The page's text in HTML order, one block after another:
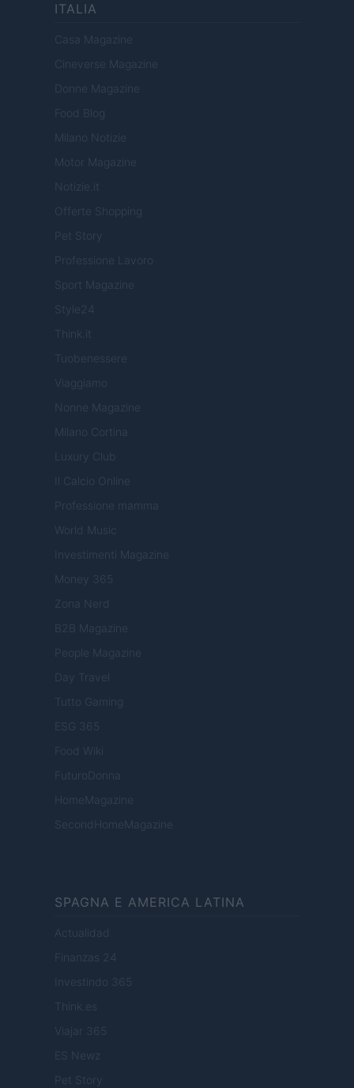
ITALIA
Casa Magazine
Cineverse Magazine
Donne Magazine
Food Blog
Milano Notizie
Motor Magazine
Notizie.it
Offerte Shopping
Pet Story
Professione Lavoro
Sport Magazine
Style24
Think.it
Tuobenessere
Viaggiamo
Nonne Magazine
Milano Cortina
Luxury Club
Il Calcio Online
Professione mamma
World Music
Investimenti Magazine
Money 365
Zona Nerd
B2B Magazine
People Magazine
Day Travel
Tutto Gaming
ESG 365
Food Wiki
FuturoDonna
HomeMagazine
SecondHomeMagazine
SPAGNA E AMERICA LATINA
Actualidad
Finanzas 24
Investindo 365
Think.es
Viajar 365
ES Newz
Pet Story